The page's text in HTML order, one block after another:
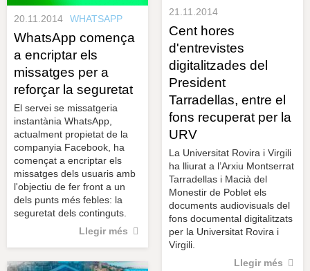
21.11.2014
Cent hores
d'entrevistes
digitalitzades del
President
Tarradellas, entre el
fons recuperat per la
URV
La Universitat Rovira i Virgili
ha lliurat a l’Arxiu Montserrat
Tarradellas i Macià del
Monestir de Poblet els
documents audiovisuals del
fons documental digitalitzats
per la Universitat Rovira i
Virgili.
Llegir més
20.11.2014 WHATSAPP
WhatsApp comença
a encriptar els
missatges per a
reforçar la seguretat
El servei se missatgeria
instantània WhatsApp,
actualment propietat de la
companyia Facebook, ha
començat a encriptar els
missatges dels usuaris amb
l'objectiu de fer front a un
dels punts més febles: la
seguretat dels continguts.
Llegir més